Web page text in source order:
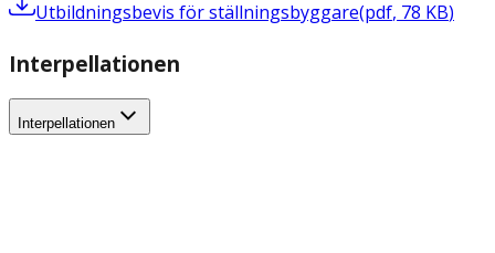
Utbildningsbevis för ställningsbyggare(pdf, 78 KB)
Interpellationen
Interpellationen